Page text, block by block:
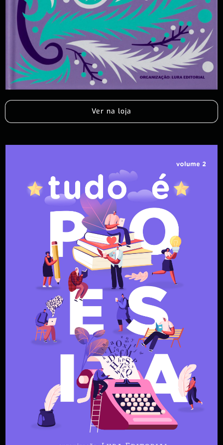
Ver na loja